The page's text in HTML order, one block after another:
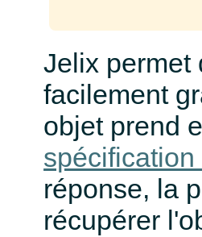
Jelix permet
facilement
objet prend
réponse, la
récupérer